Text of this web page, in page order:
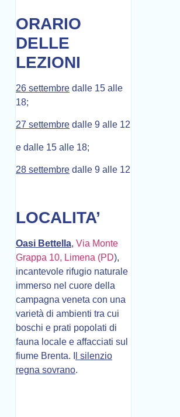
ORARIO
DELLE
LEZIONI
26 settembre dalle 15 alle
18;
27 settembre dalle 9 alle 12
e dalle 15 alle 18;
28 settembre dalle 9 alle 12
LOCALITA’
Oasi Bettella, Via Monte
Grappa 10, Limena (PD),
incantevole rifugio naturale
immerso nel cuore della
campagna veneta con una
varietà di ambienti tra cui
boschi e prati popolati di
fauna locale e affacciati sul
fiume Brenta. I
l silenzio
regna sovrano.